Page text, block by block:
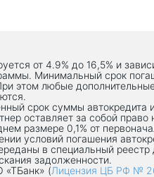
от 4.9% до 16,5% и
Минимальный срок
этом любые
срок суммы автокредита
оставляет за собой право
размере 0,1% от
условий погашения
в специальный реестр
задолженности.
«ТБанк» (Лицензия ЦБ РФ №